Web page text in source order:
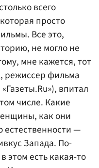
всего
просто
Все это,
не могло не
мне кажется, тот
, режиссер фильма
впитал
числе. Какие
как они
естественности —
Запада. По-
этом есть какая-то